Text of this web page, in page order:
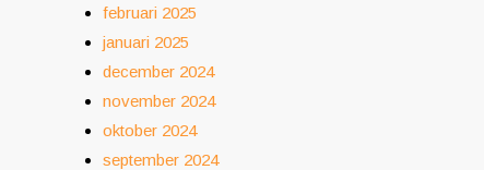
februari 2025
januari 2025
december 2024
november 2024
oktober 2024
september 2024